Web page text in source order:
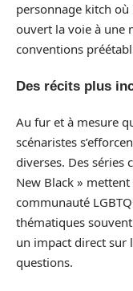
personnage kitch où
ouvert la voie à une
conventions
Des récits plus
Au fur et à mesure
scénaristes
diverses. Des séries
New Black »
communauté
thématiques
un impact direct sur
questions.